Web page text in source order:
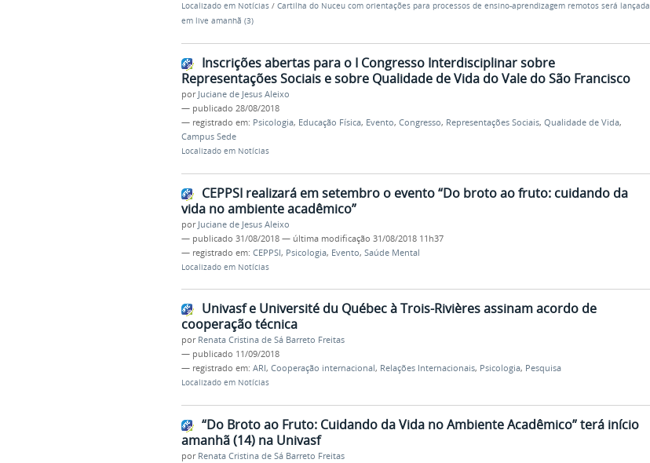
Localizado em Notícias / Cartilha do Nuceu com orientações para processos de ensino-aprendizagem remotos será lançada
em live amanhã (3)
Inscrições abertas para o I Congresso Interdisciplinar sobre
Representações Sociais e sobre Qualidade de Vida do Vale do São Francisco
por Juciane de Jesus Aleixo
— publicado 28/08/2018
— registrado em: Psicologia, Educação Física, Evento, Congresso, Representações Sociais, Qualidade de Vida,
Campus Sede
Localizado em Notícias
CEPPSI realizará em setembro o evento “Do broto ao fruto: cuidando da
vida no ambiente acadêmico”
por Juciane de Jesus Aleixo
— publicado 31/08/2018 — última modificação 31/08/2018 11h37
— registrado em: CEPPSI, Psicologia, Evento, Saúde Mental
Localizado em Notícias
Univasf e Université du Québec à Trois-Rivières assinam acordo de
cooperação técnica
por Renata Cristina de Sá Barreto Freitas
— publicado 11/09/2018
— registrado em: ARI, Cooperação internacional, Relações Internacionais, Psicologia, Pesquisa
Localizado em Notícias
“Do Broto ao Fruto: Cuidando da Vida no Ambiente Acadêmico” terá início
amanhã (14) na Univasf
por Renata Cristina de Sá Barreto Freitas